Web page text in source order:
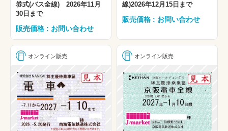
券式(バス全線) 2026年11月
30日まで
販売価格 : お問い合わせ
線)2026年12月15日まで
販売価格 : お問い合わせ
オンライン販売 オンライン販売